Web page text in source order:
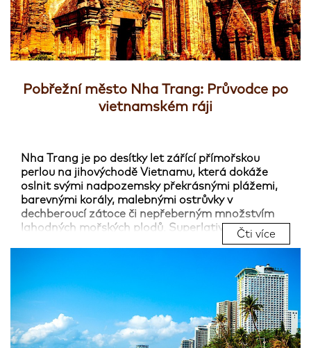
Pobřežní město Nha Trang: Průvodce po
vietnamském ráji
Nha Trang je po desítky let zářící přímořskou
perlou na jihovýchodě Vietnamu, která dokáže
oslnit svými nadpozemsky překrásnými plážemi,
barevnými korály, malebnými ostrůvky v
dechberoucí zátoce či nepřeberným množstvím
lahodných mořských plodů. Superlativy na tuto
destinaci netřeba šetřit! Pokud toužíte po
toulkách panenskou přírodou, výtečném koupání i
příjemném opalování – je pro vás Nha Trang jako
stvořený a stane se vaší láskou na první pohled.
Ochuzena však nebude v Nha Trangu ani vaše
kulturní duše, neboť město má ve své nabídce i
Čti více